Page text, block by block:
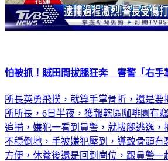
怕被抓！賊田間拔腿狂奔 害警「右手
所長英勇飛撲，就算手掌骨折，還是要
所所長，6日半夜，獲報轄區咖啡園有
追捕，嫌犯一看到員警，就拔腿逃逸，
不穩倒地，手被嫌犯壓到，導致骨頭有
方便，休養後還是回到崗位，跟員警一